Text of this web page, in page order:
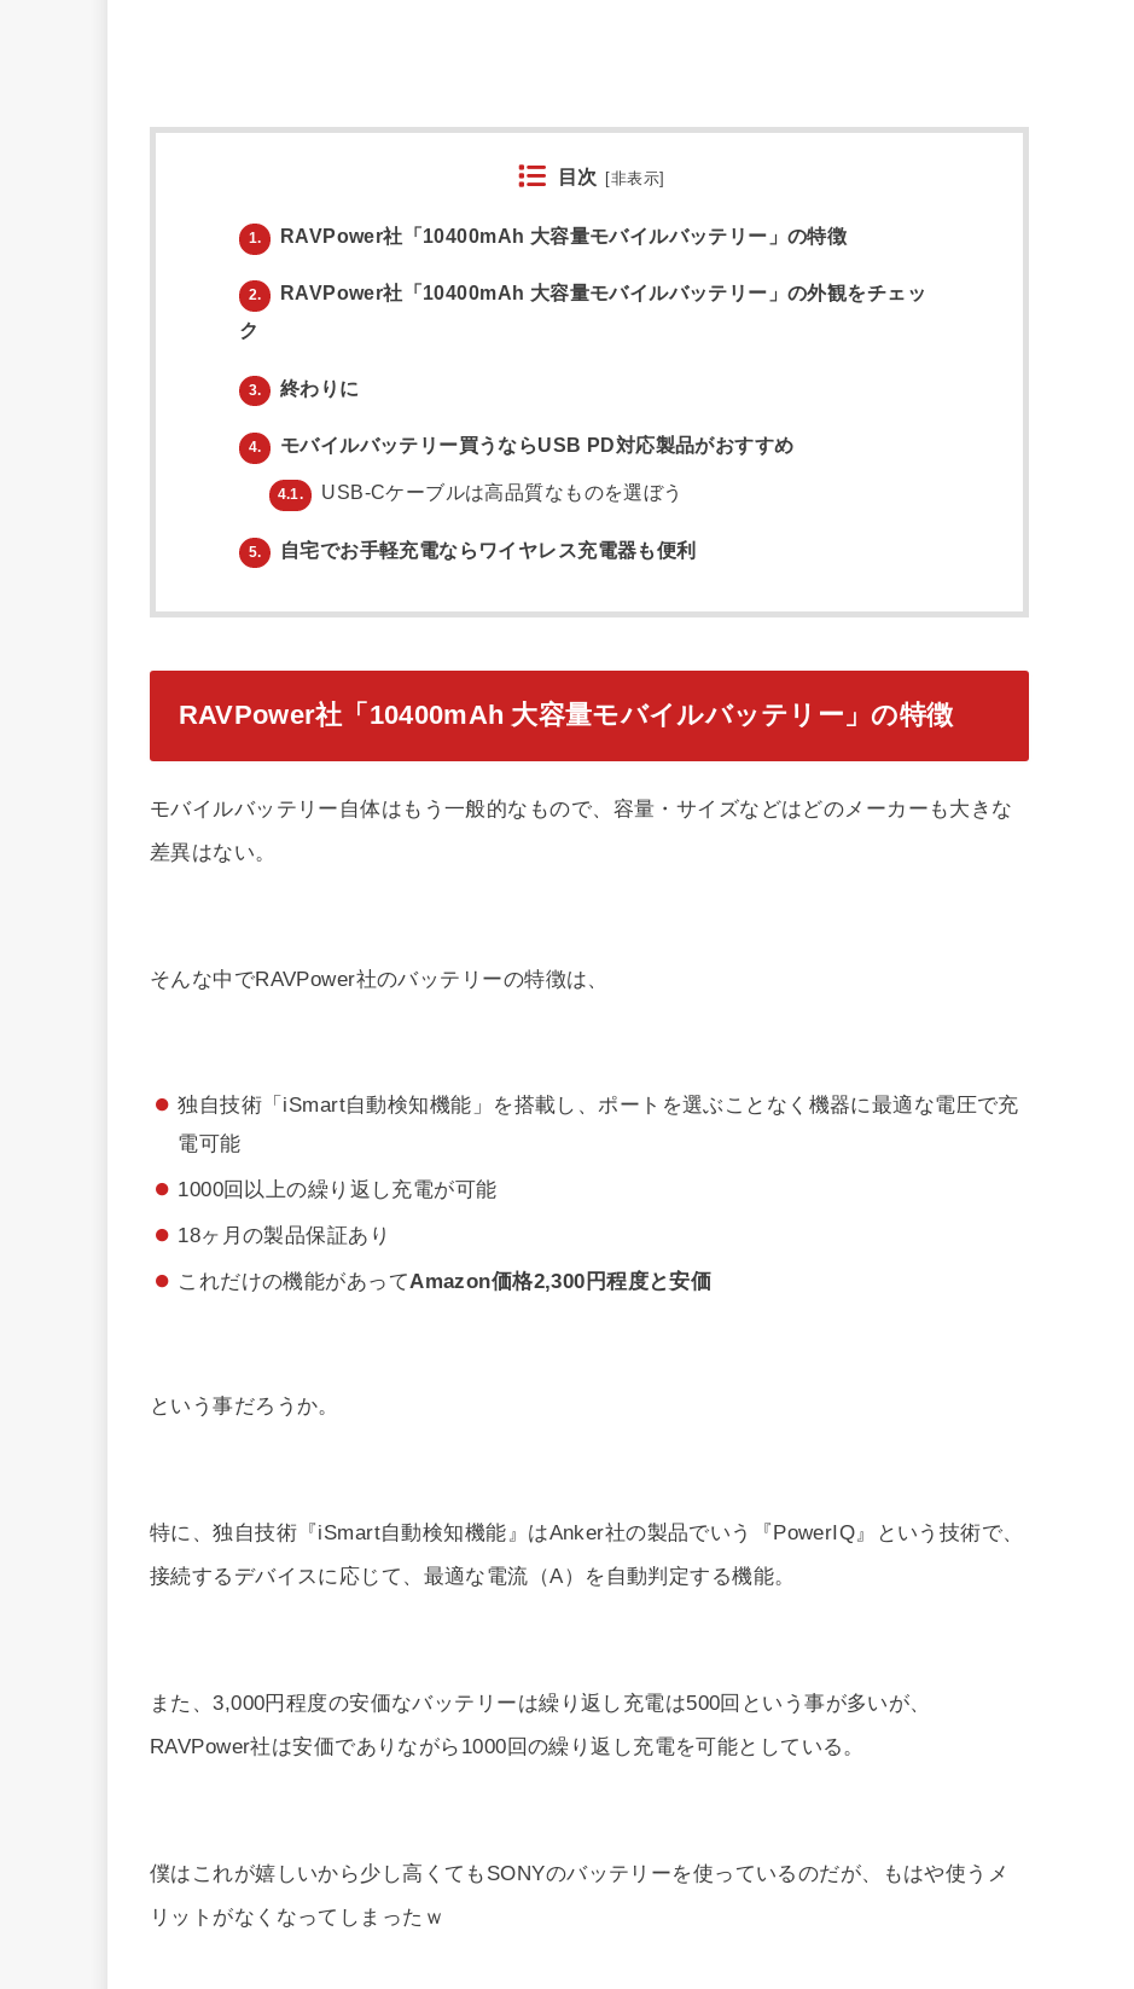
目次 [非表示]
1. RAVPower社「10400mAh 大容量モバイルバッテリー」の特徴
2.
RAVPower社「10400mAh 大容量モバイルバッテリー」の外観をチェッ
ク
3. 終わりに
4. モバイルバッテリー買うならUSB PD対応製品がおすすめ
4.1. USB-Cケーブルは高品質なものを選ぼう
5. 自宅でお手軽充電ならワイヤレス充電器も便利
RAVPower社「10400mAh 大容量モバイルバッテリー」の特徴
モバイルバッテリー自体はもう一般的なもので、容量・サイズなどはどのメーカーも大きな
差異はない。
そんな中でRAVPower社のバッテリーの特徴は、
独自技術「iSmart自動検知機能」を搭載し、ポートを選ぶことなく機器に最適な電圧で充
電可能
1000回以上の繰り返し充電が可能
18ヶ月の製品保証あり
これだけの機能があってAmazon価格2,300円程度と安価
という事だろうか。
特に、独自技術『iSmart自動検知機能』はAnker社の製品でいう『PowerIQ』という技術で、
接続するデバイスに応じて、最適な電流（A）を自動判定する機能。
また、3,000円程度の安価なバッテリーは繰り返し充電は500回という事が多いが、
RAVPower社は安価でありながら1000回の繰り返し充電を可能としている。
僕はこれが嬉しいから少し高くてもSONYのバッテリーを使っているのだが、もはや使うメ
リットがなくなってしまったｗ